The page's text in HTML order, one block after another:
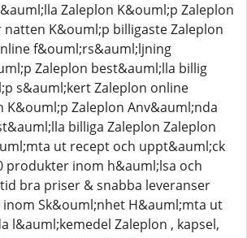
Zaleplon K&ouml;p Zaleplon
K&ouml;p billigaste Zaleplon
f&ouml;rs&auml;ljning
Zaleplon best&auml;lla billig
s&auml;kert Zaleplon online
K&ouml;p Zaleplon Anv&auml;nda
billiga Zaleplon Zaleplon
ut recept och uppt&auml;ck
produkter inom h&auml;lsa och
bra priser & snabba leveranser
Sk&ouml;nhet H&auml;mta ut
l&auml;kemedel Zaleplon , kapsel,